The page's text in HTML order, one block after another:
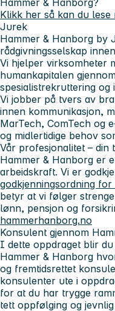
Hammer & Hanborg?
Klikk her så kan du lese
Jurek
Hammer & Hanborg by
rådgivningsselskap
Vi hjelper virksomheter
humankapitalen
spesialistrekruttering og
Vi jobber på tvers av
innen kommunikasjon,
MarTech, ComTech og
og midlertidige behov
Vår profesjonalitet – din
Hammer & Hanborg er
arbeidskraft. Vi er
godkjenningsordning
betyr at vi følger
lønn, pensjon og
hammerhanborg.no
Konsulent gjennom
I dette oppdraget blir
Hammer & Hanborg
og fremtidsrettet
konsulenter ute i
for at du har trygge
tett oppfølging og